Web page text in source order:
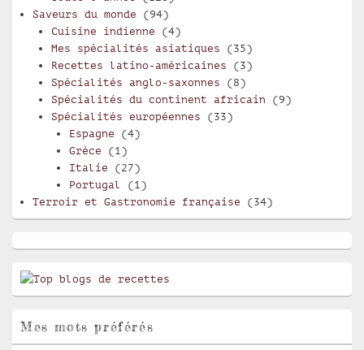
Saveurs du monde (94)
Cuisine indienne (4)
Mes spécialités asiatiques (35)
Recettes latino-américaines (3)
Spécialités anglo-saxonnes (8)
Spécialités du continent africain (9)
Spécialités européennes (33)
Espagne (4)
Grèce (1)
Italie (27)
Portugal
(1)
Terroir et Gastronomie française (34)
Mes mots préférés